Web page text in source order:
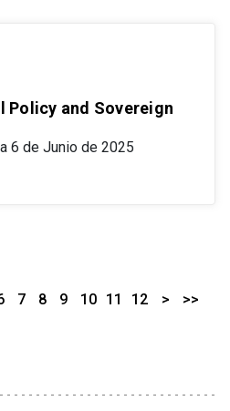
Policy and Sovereign
6 de Junio de 2025
7 8 9 10 11 12 > >>